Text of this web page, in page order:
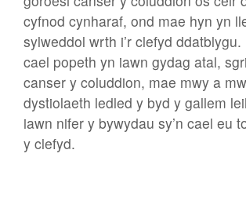
cyfnod cynharaf, ond mae hyn yn
sylweddol wrth i’r clefyd
cael popeth yn iawn gydag atal,
canser y coluddion, mae mwy a
dystiolaeth ledled y byd y gallem
iawn nifer y bywydau sy’n cael eu
y clefyd.